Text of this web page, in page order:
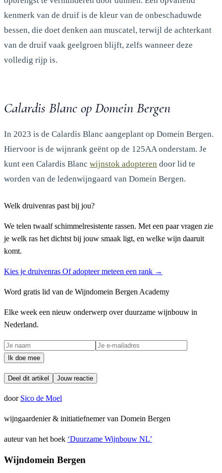
kenmerk van de druif is de kleur van de onbeschaduwde
bessen, die doet denken aan muscatel, terwijl de achterkant
van de druif vaak geelgroen blijft, zelfs wanneer deze
volledig rijp is.
Calardis Blanc op Domein Bergen
In 2023 is de Calardis Blanc aangeplant op Domein Bergen.
Hiervoor is de wijnrank geënt op de 125AA onderstam. Je
kunt een Calardis Blanc wijnstok adopteren door lid te
worden van de ledenwijngaard van Domein Bergen.
Welk druivenras past bij jou?
We telen twaalf schimmelresistente rassen. Met een paar vragen zie
je welk ras het dichtst bij jouw smaak ligt, en welke wijn daaruit
komt.
Kies je druivenras Of adopteer meteen een rank →
Word gratis lid van de Wijndomein Bergen Academy
Elke week een nieuw onderwerp over duurzame wijnbouw in
Nederland.
Ik doe mee
Deel dit artikel Jouw reactie
door Sico de Moel
wijngaardenier & initiatiefnemer van Domein Bergen
auteur van het boek ‘Duurzame Wijnbouw NL’
Wijndomein Bergen